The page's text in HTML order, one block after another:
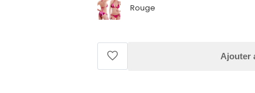
Rouge
Ajouter